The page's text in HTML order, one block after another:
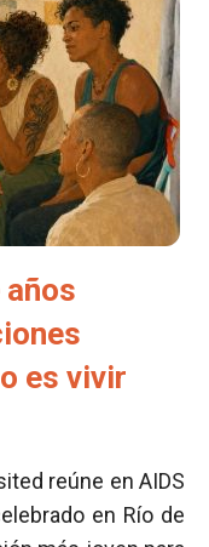
es vivir
reúne en AIDS
en Río de